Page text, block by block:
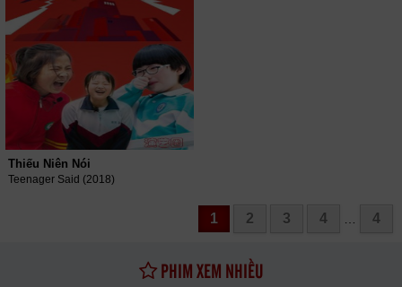
Thiếu Niên Nói
Teenager Said (2018)
1 2 3 4 4
PHIM XEM NHIỀU